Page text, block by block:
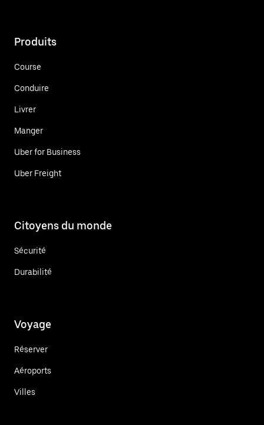
Produits
Course
Conduire
Livrer
Manger
Uber for Business
Uber Freight
Citoyens du monde
Sécurité
Durabilité
Voyage
Réserver
Aéroports
Villes